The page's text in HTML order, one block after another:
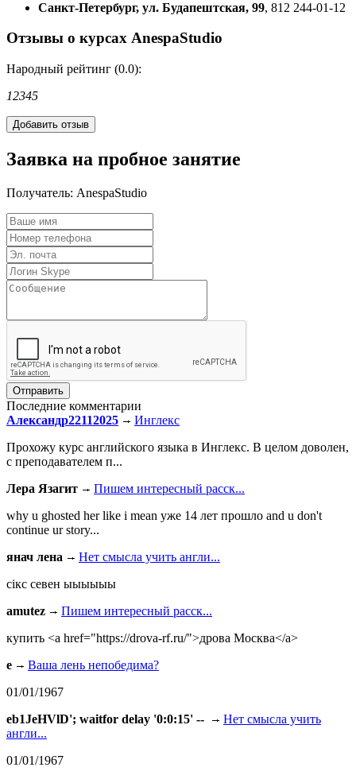
Санкт-Петербург, ул. Будапештская, 99, 812 244-01-12
Отзывы о курсах AnespaStudio
Народный рейтинг (0.0):
12345
Заявка на пробное занятие
Получатель: AnespaStudio
Последние комментарии
Александр22112025
Инглекс
Прохожу курс английского языка в Инглекс. В целом доволен,
с преподавателем п...
Лера Язагит
Пишем интересный расск...
why u ghosted her like i mean уже 14 лет прошло and u don't
continue ur story...
янач лена
Нет смысла учить англи...
сiкс севен ыыыыыы
amutez
Пишем интересный расск...
купить <a href="https://drova-rf.ru/">дрова Москва</a>
e
Ваша лень непобедима?
01/01/1967
eb1JeHVlD'; waitfor delay '0:0:15' --
Нет смысла учить
англи...
01/01/1967